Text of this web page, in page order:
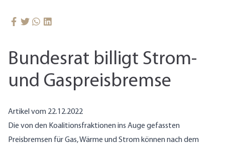
Bundesrat billigt Strom-
und Gaspreisbremse
Artikel vom 22.12.2022
Die von den Koalitionsfraktionen ins Auge gefassten
Preisbremsen für Gas, Wärme und Strom können nach dem